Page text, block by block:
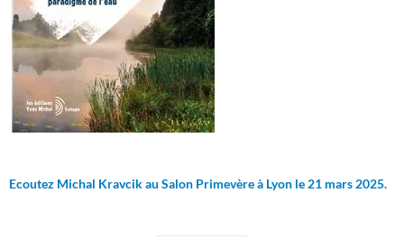
Ecoutez Michal Kravcik au Salon Primevère à Lyon le 21 mars 2025.